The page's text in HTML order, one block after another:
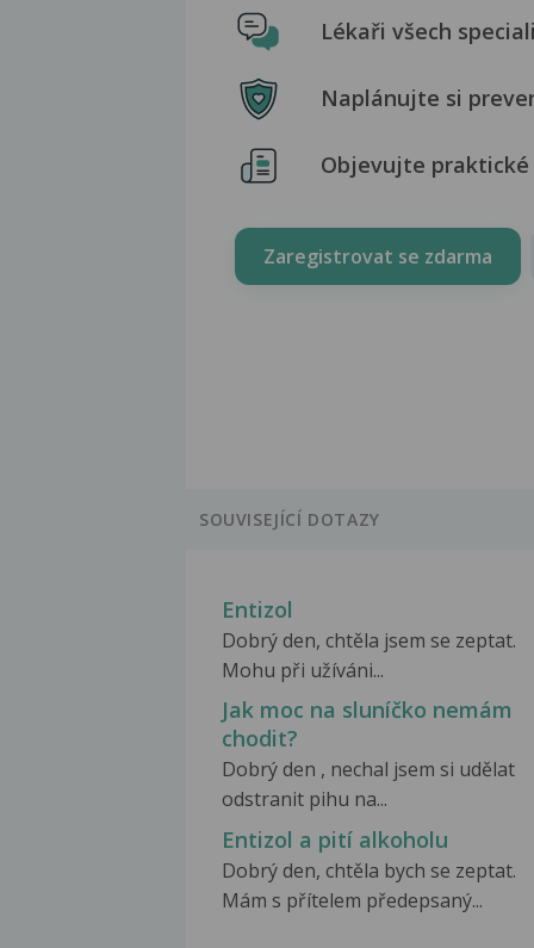
Lékaři všech
Naplánujte si
Objevujte
Zaregistrovat se zdarma
SOUVISEJÍCÍ DOTAZY
Entizol
Dobrý den, chtěla jsem se zeptat.
Mohu při užíváni...
Jak moc na sluníčko nemám
chodit?
Dobrý den , nechal jsem si udělat
odstranit pihu na...
Entizol a pití alkoholu
Dobrý den, chtěla bych se zeptat.
Mám s přítelem předepsaný...